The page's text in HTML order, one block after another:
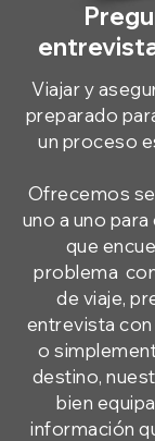
Viajar y
preparado
un proceso
Ofrecemos
uno a uno
que
problema
de viaje,
entrevista
o
destino,
bien
información